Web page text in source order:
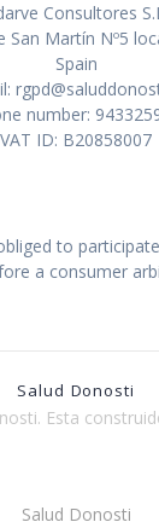
Consultores
San Martín Nº5
Spain
number:
VAT ID: B20858007
to
a consumer
Salud Donosti
Esta
Salud Donosti